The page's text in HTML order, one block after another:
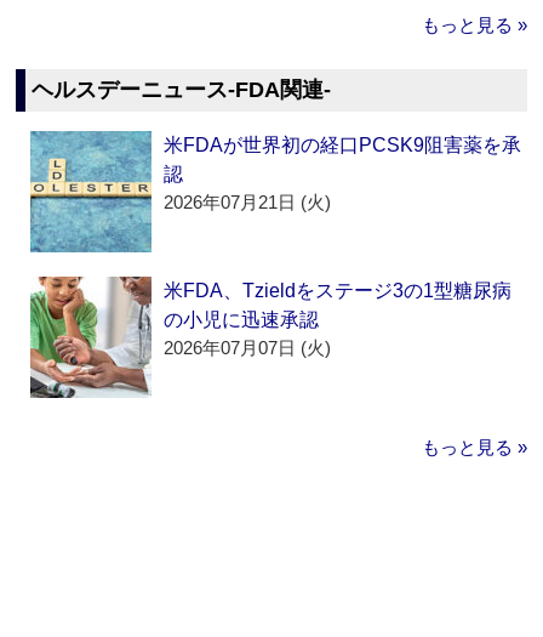
もっと見る »
ヘルスデーニュース‐FDA関連‐
米FDAが世界初の経口PCSK9阻害薬を承
認
2026年07月21日 (火)
米FDA、Tzieldをステージ3の1型糖尿病
の小児に迅速承認
2026年07月07日 (火)
もっと見る »